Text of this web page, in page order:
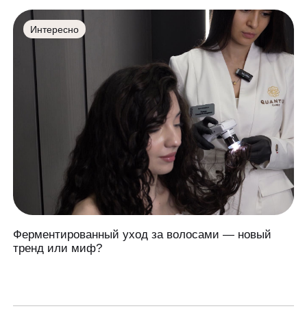
Интересно
Ферментированный уход за волосами — новый
тренд или миф?